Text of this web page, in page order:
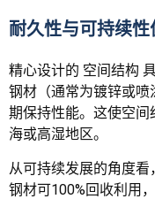
耐久性与可持续性
精心设计的 空间结构
钢材（通常为镀锌或
期保持性能。这使空
海或高湿地区。
从可持续发展的角度看
钢材可100%回收利用